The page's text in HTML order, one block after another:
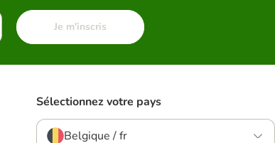
Je m'inscris
Sélectionnez votre pays
Belgique / fr